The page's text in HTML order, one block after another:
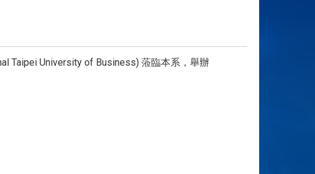
Taipei University of Business) 蒞臨本系，舉辦